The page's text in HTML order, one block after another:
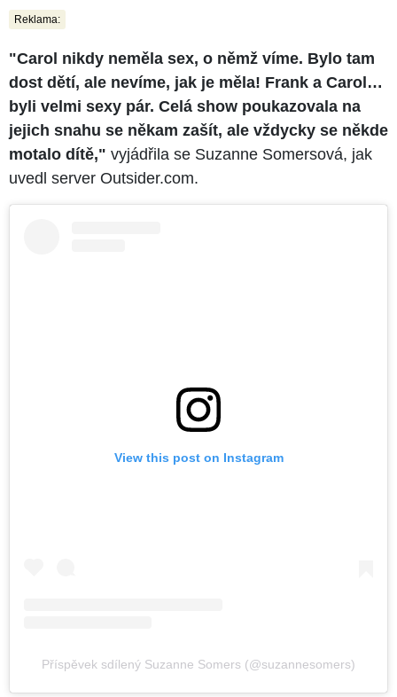
Reklama:
"Carol nikdy neměla sex, o němž víme. Bylo tam
dost dětí, ale nevíme, jak je měla! Frank a Carol…
byli velmi sexy pár. Celá show poukazovala na
jejich snahu se někam zašít, ale vždycky se někde
motalo dítě," vyjádřila se Suzanne Somersová, jak
uvedl server Outsider.com.
View this post on Instagram
Příspěvek sdílený Suzanne Somers (@suzannesomers)